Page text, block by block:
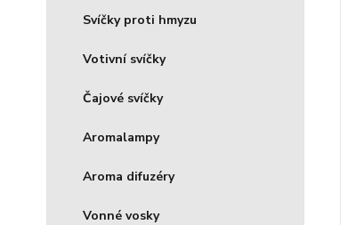
Svíčky proti hmyzu
Votivní svíčky
Čajové svíčky
Aromalampy
Aroma difuzéry
Vonné vosky